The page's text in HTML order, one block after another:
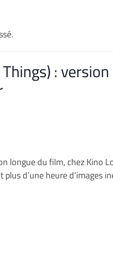
:
longue du film, chez Kino
d’une heure d’images